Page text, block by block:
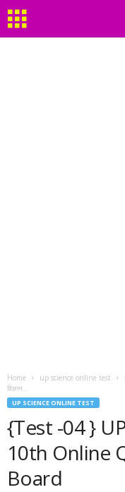
Home up science online test
विज्ञान...
UP SCIENCE ONLINE TEST
{Test -04 }
10th Online
Board